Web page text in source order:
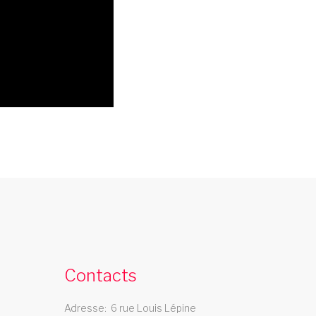
Contacts
Adresse 6 rue Louis Lépine